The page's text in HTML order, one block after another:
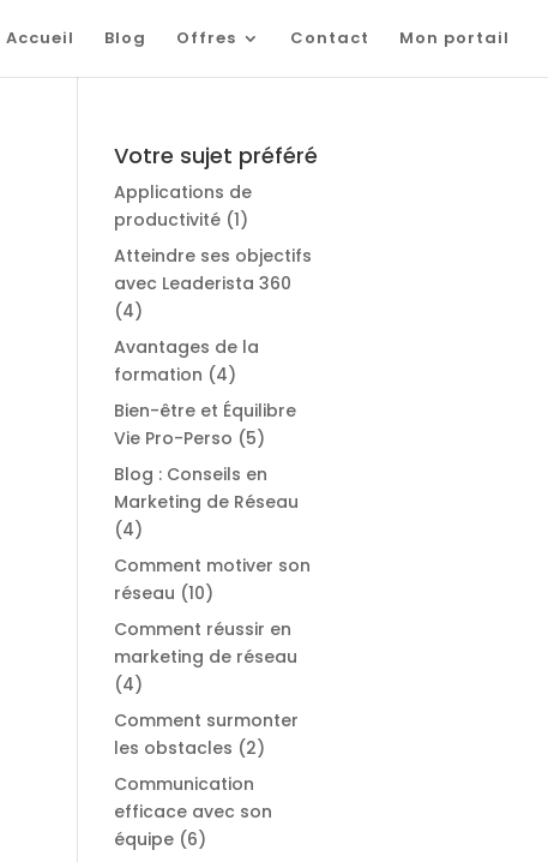
Accueil Blog Offres Contact Mon portail
Votre sujet préféré
Applications de
productivité(1)
Atteindre ses objectifs
avec Leaderista 360
(4)
Avantages de la
formation (4)
Bien-être et Équilibre
Vie Pro-Perso (5)
Blog : Conseils en
Marketing de Réseau
(4)
Comment motiver son
réseau (10)
Comment réussir en
marketing de réseau
(4)
Comment surmonter
les obstacles (2)
Communication
efficace avec son
équipe(6)